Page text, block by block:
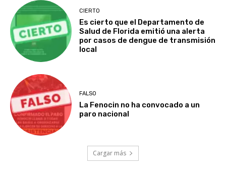
CIERTO
Es cierto que el Departamento de
Salud de Florida emitió una alerta
por casos de dengue de transmisión
local
FALSO
La Fenocin no ha convocado a un
paro nacional
Cargar más